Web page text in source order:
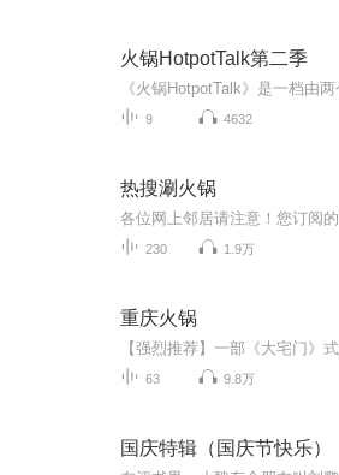
火锅HotpotTalk第二季
9 4632
热搜涮火锅
230 1.9万
重庆火锅
63 9.8万
国庆特辑（国庆节快乐）